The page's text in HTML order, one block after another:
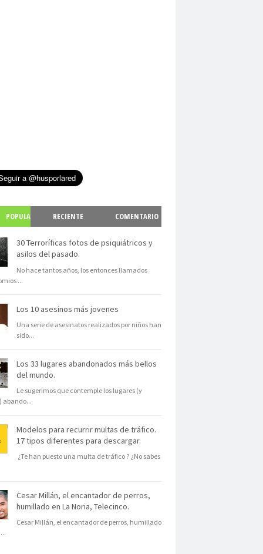
POPULA
RECIENTE
COMENTARIO
S
30 Terroríficas fotos de psiquiátricos y
asilos del pasado.
No hace tantos años, los entonces llamados
...
Los 10 asesinos más jovenes
Una serie de asesinatos realizados por niños han
sido...
Los 33 lugares abandonados más bellos
del mundo.
Le sugerimos que contemple los lugares (y
abando...
Modelos para recurrir multas de tráfico.
17 tipos diferentes para descargar.
¿Te han puesto una multa de tráfico ? ¿No sabes
Cesar Millán, el encantador de perros,
humillado en La Noria, Telecinco.
Cesar Millán, el encantador de perros, humillado
...